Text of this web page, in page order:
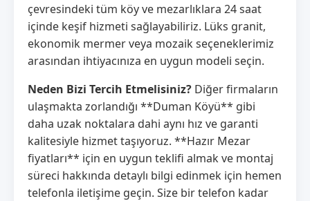
çevresindeki tüm köy ve mezarlıklara 24 saat
içinde keşif hizmeti sağlayabiliriz. Lüks granit,
ekonomik mermer veya mozaik seçeneklerimiz
arasından ihtiyacınıza en uygun modeli seçin.
Neden Bizi Tercih Etmelisiniz? Diğer firmaların
ulaşmakta zorlandığı **Duman Köyü** gibi
daha uzak noktalara dahi aynı hız ve garanti
kalitesiyle hizmet taşıyoruz. **Hazır Mezar
fiyatları** için en uygun teklifi almak ve montaj
süreci hakkında detaylı bilgi edinmek için hemen
telefonla iletişime geçin. Size bir telefon kadar